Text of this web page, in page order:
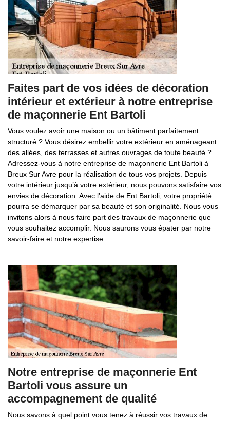
Faites part de vos idées de décoration
intérieur et extérieur à notre entreprise
de maçonnerie Ent Bartoli
Vous voulez avoir une maison ou un bâtiment parfaitement
structuré ? Vous désirez embellir votre extérieur en aménageant
des allées, des terrasses et autres ouvrages de toute beauté ?
Adressez-vous à notre entreprise de maçonnerie Ent Bartoli à
Breux Sur Avre pour la réalisation de tous vos projets. Depuis
votre intérieur jusqu’à votre extérieur, nous pouvons satisfaire vos
envies de décoration. Avec l’aide de Ent Bartoli, votre propriété
pourra se démarquer par sa beauté et son originalité. Nous vous
invitons alors à nous faire part des travaux de maçonnerie que
vous souhaitez accomplir. Nous saurons vous épater par notre
savoir-faire et notre expertise.
Notre entreprise de maçonnerie Ent
Bartoli vous assure un
accompagnement de qualité
Nous savons à quel point vous tenez à réussir vos travaux de